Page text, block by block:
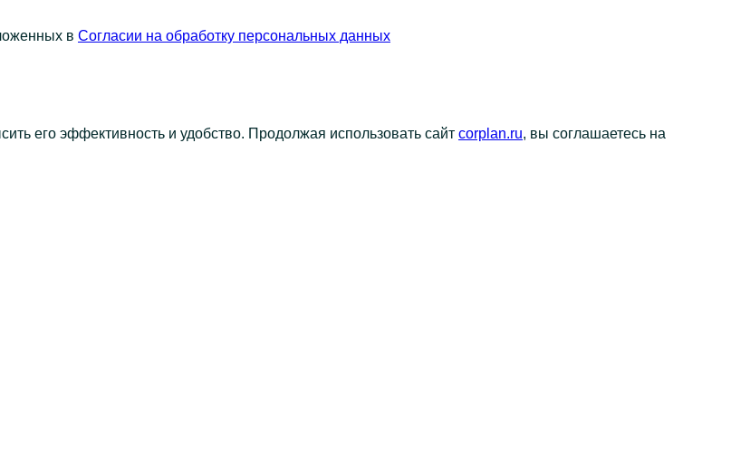
в Согласии на обработку персональных данных
его эффективность и удобство. Продолжая использовать сайт corplan.ru, вы соглашаетесь на